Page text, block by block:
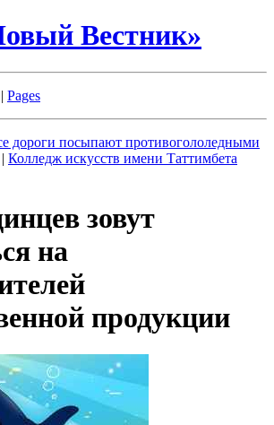
Вестник»
| Pages
дороги посыпают противогололедными
| Колледж искусств имени Таттимбета
зовут
на
продукции